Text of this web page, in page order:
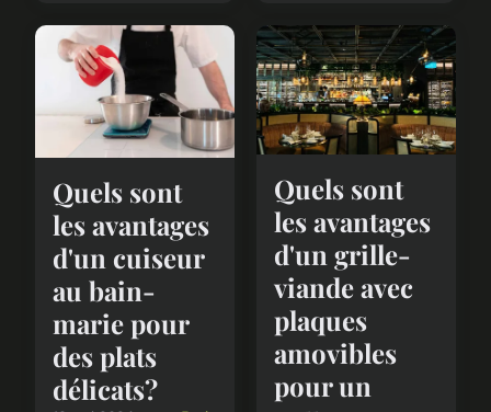
Quels sont
les avantages
d'un cuiseur
au bain-
marie pour
des plats
délicats?
Quels sont
les avantages
d'un grille-
viande avec
plaques
amovibles
pour un